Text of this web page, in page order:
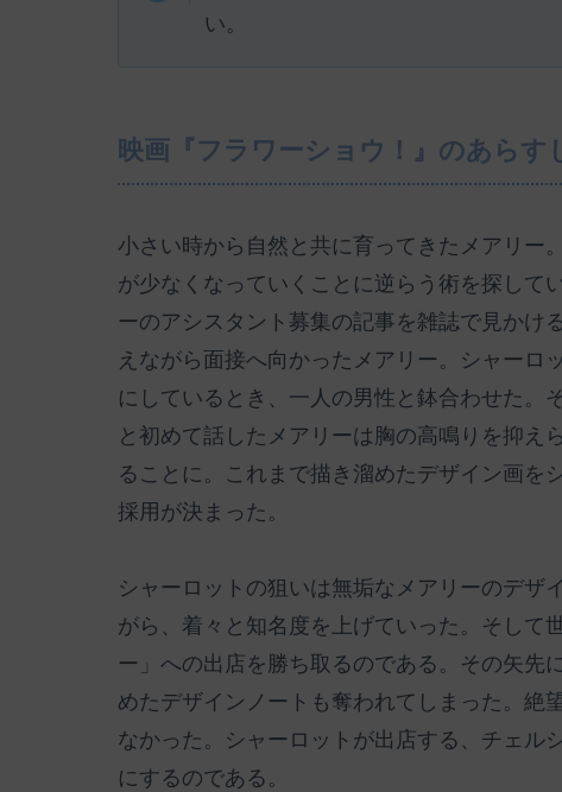
い。
映画『フラワーショウ！』のあらす
小さい時から自然と共に育ってきたメアリー
が少なくなっていくことに逆らう術を探して
ーのアシスタント募集の記事を雑誌で見かけ
えながら面接へ向かったメアリー。シャーロ
にしているとき、一人の男性と鉢合わせた。
と初めて話したメアリーは胸の高鳴りを抑え
ることに。これまで描き溜めたデザイン画を
採用が決まった。
シャーロットの狙いは無垢なメアリーのデザ
がら、着々と知名度を上げていった。そして
ー」への出店を勝ち取るのである。その矢先
めたデザインノートも奪われてしまった。絶
なかった。シャーロットが出店する、チェル
にするのである。